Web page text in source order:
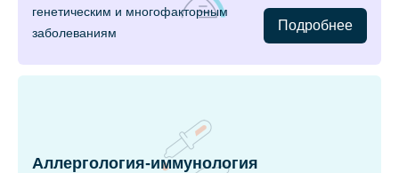
генетическим и многофакторным
заболеваниям
Подробнее
Аллергология-иммунология